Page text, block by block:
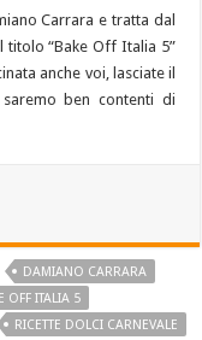
Carrara e tratta dal
“Bake Off Italia 5”
anche voi, lasciate il
ben contenti di
DAMIANO CARRARA
OFF ITALIA 5
RICETTE DOLCI CARNEVALE